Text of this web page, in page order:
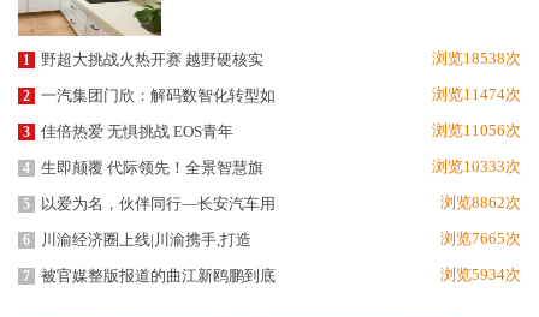
1 野超大挑战火热开赛 越野硬核实 浏览18538次
2 一汽集团门欣：解码数智化转型如 浏览11474次
3 佳倍热爱 无惧挑战 EOS青年 浏览11056次
4 生即颠覆 代际领先！全景智慧旗 浏览10333次
5 以爱为名，伙伴同行—长安汽车用 浏览8862次
6 川渝经济圈上线|川渝携手,打造 浏览7665次
7 被官媒整版报道的曲江新鸥鹏到底 浏览5934次